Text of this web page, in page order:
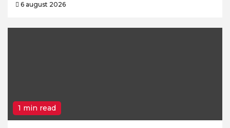
6 august 2026
1 min read